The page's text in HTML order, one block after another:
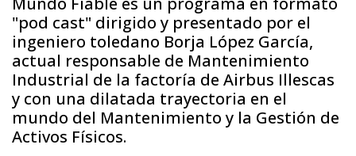
"pod cast" dirigido y presentado por el
ingeniero toledano Borja López García,
actual responsable de Mantenimiento
Industrial de la factoría de Airbus Illescas
y con una dilatada trayectoria en el
mundo del Mantenimiento y la Gestión de
Activos Físicos.